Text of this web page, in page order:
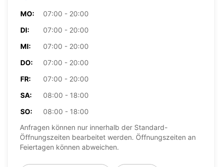
MO:
07:00 - 20:00
DI:
07:00 - 20:00
MI:
07:00 - 20:00
DO:
07:00 - 20:00
FR:
07:00 - 20:00
SA:
08:00 - 18:00
SO:
08:00 - 18:00
Anfragen können nur innerhalb der Standard-
Öffnungszeiten bearbeitet werden. Öffnungszeiten an
Feiertagen können abweichen.